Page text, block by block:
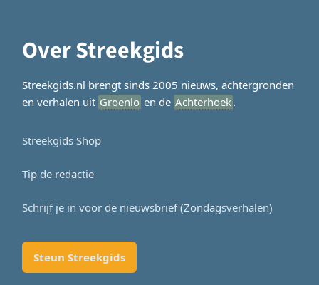
Over Streekgids
Streekgids.nl brengt sinds 2005 nieuws, achtergronden
en verhalen uit Groenlo en de Achterhoek.
Streekgids Shop
Tip de redactie
Schrijf je in voor de nieuwsbrief (Zondagsverhalen)
Steun Streekgids